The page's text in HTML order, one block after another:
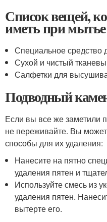
Список вещей,
иметь при мытье
Специальное средство
Сухой и чистый
Салфетки для
Подводный
Если вы все же заметили
не переживайте. Вы
способы для их удаления:
Нанесите на пятно
удаления пятен и
Используйте смесь из
удаления пятен.
вытерте его.